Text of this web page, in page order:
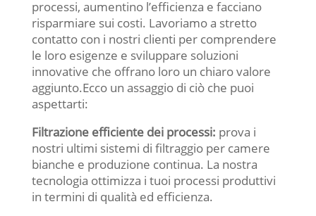
processi, aumentino l’efficienza e facciano
risparmiare sui costi. Lavoriamo a stretto
contatto con i nostri clienti per comprendere
le loro esigenze e sviluppare soluzioni
innovative che offrano loro un chiaro valore
aggiunto.Ecco un assaggio di ciò che puoi
aspettarti:
Filtrazione efficiente dei processi: prova i
nostri ultimi sistemi di filtraggio per camere
bianche e produzione continua. La nostra
tecnologia ottimizza i tuoi processi produttivi
in termini di qualità ed efficienza.